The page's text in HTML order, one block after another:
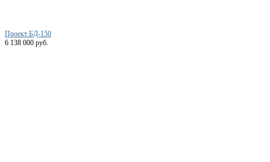
Проект БД-150
6 138 000 руб.